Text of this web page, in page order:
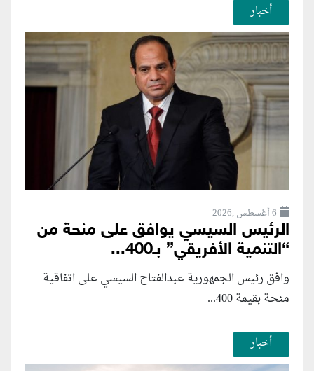
أخبار
6 أغسطس ,2026
الرئيس السيسي يوافق على منحة من
“التنمية الأفريقي” بـ400...
وافق رئيس الجمهورية عبدالفتاح السيسي على اتفاقية
منحة بقيمة 400...
أخبار